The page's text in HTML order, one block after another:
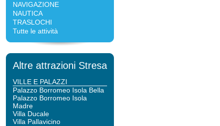
NAVIGAZIONE
NAUTICA
TRASLOCHI
Tutte le attività
Altre attrazioni Stresa
VILLE E PALAZZI
Palazzo Borromeo Isola Bella
Palazzo Borromeo Isola
Madre
Villa Ducale
Villa Pallavicino